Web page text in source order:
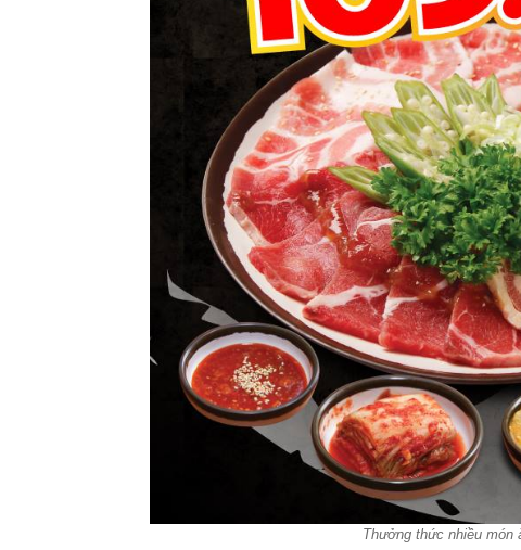
Thưởng thức nhiều món